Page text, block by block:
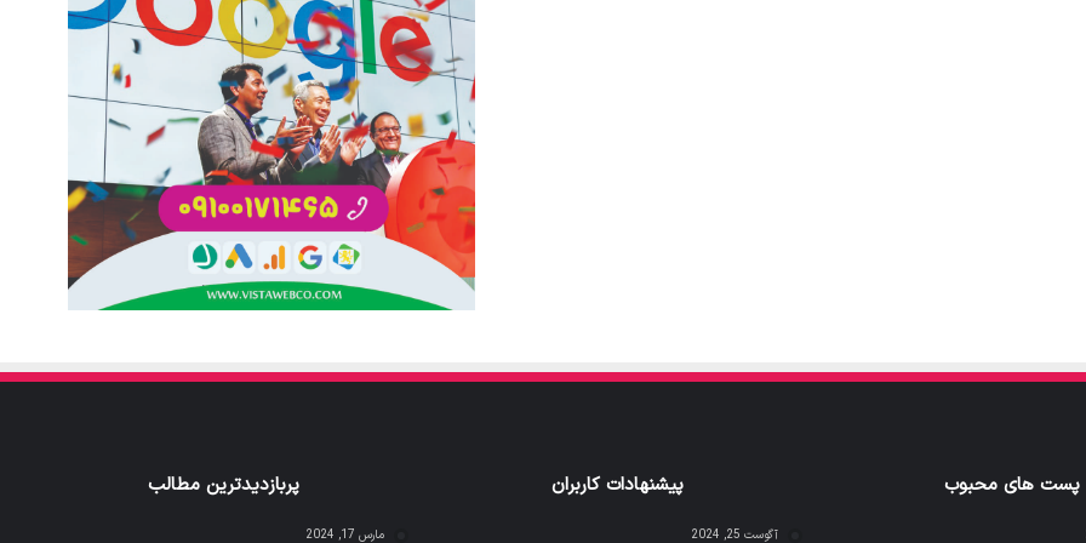
پست های محبوب پیشنهادات کاربران
آگوست 25, 2024
پربازدیدترین مطالب
مارس 17, 2024